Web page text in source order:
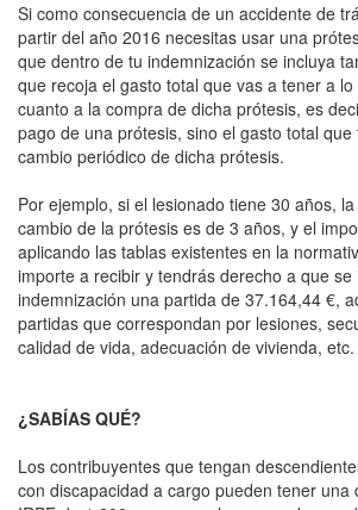
Si como consecuencia de un accidente de
partir del año 2016 necesitas usar una
que dentro de tu indemnización se incluya
que recoja el gasto total que vas a tener a
cuanto a la compra de dicha prótesis, es
pago de una prótesis, sino el gasto total que
cambio periódico de dicha prótesis.
Por ejemplo, si el lesionado tiene 30 años,
cambio de la prótesis es de 3 años, y el
aplicando las tablas existentes en la
importe a recibir y tendrás derecho a que se
indemnización una partida de 37.164,44 €,
partidas que correspondan por lesiones,
calidad de vida, adecuación de vivienda, etc.
¿SABÍAS QUÉ?
Los contribuyentes que tengan
con discapacidad a cargo pueden tener una